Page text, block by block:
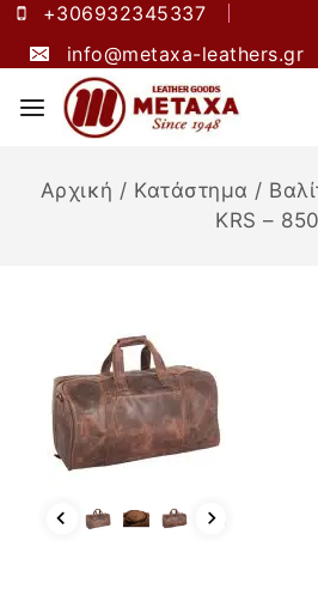
+306932345337
info@metaxa-leathers.gr
Αρχική / Κατάστημα /
KRS – 850